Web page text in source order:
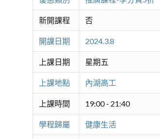
新開課程 否
開課日期 2024.3.8
上課日期 星期五
上課地點 內湖高工
上課時間 19:00 - 21:40
學程歸屬 健康生活